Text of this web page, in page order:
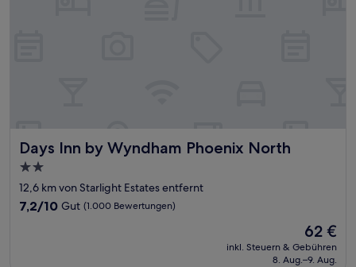
Days Inn by Wyndham Phoenix North
Days Inn by Wyndham Phoenix North
2.0-
Sterne-
Unterkunft
12,6 km von Starlight Estates entfernt
7.2
7,2/10 Gut (1.000 Bewertungen)
Der
Preis
beträgt
62 €
inkl. Steuern & Gebühren
8. Aug.–9. Aug.